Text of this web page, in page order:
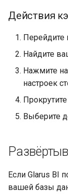
Действия
Перейдите
Найдите
Нажмите
настроек
Выберите
Если Glarus BI
вашей базы